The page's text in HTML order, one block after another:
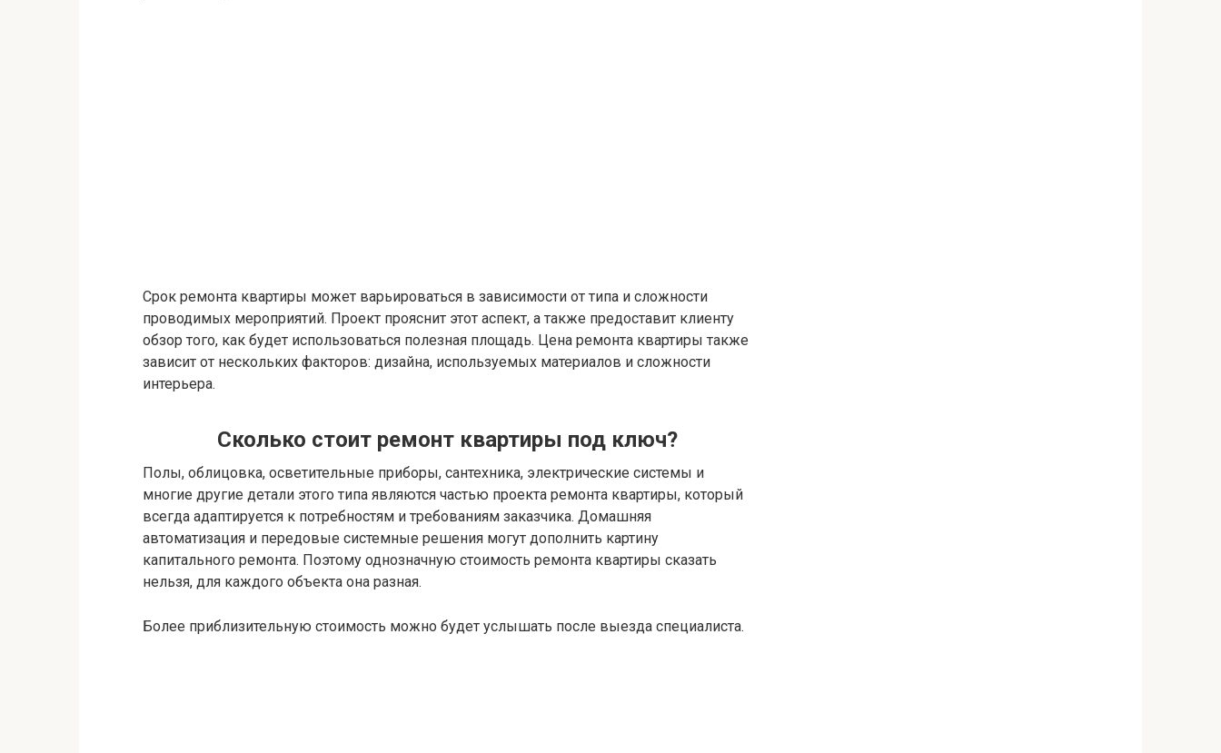
Срок ремонта квартиры может варьироваться в зависимости от типа и сложности
проводимых мероприятий. Проект прояснит этот аспект, а также предоставит клиенту
обзор того, как будет использоваться полезная площадь. Цена ремонта квартиры также
зависит от нескольких факторов: дизайна, используемых материалов и сложности
интерьера.
Сколько стоит ремонт квартиры под ключ?
Полы, облицовка, осветительные приборы, сантехника, электрические системы и
многие другие детали этого типа являются частью проекта ремонта квартиры, который
всегда адаптируется к потребностям и требованиям заказчика. Домашняя
автоматизация и передовые системные решения могут дополнить картину
капитального ремонта. Поэтому однозначную стоимость ремонта квартиры сказать
нельзя, для каждого объекта она разная.
Более приблизительную стоимость можно будет услышать после выезда специалиста.